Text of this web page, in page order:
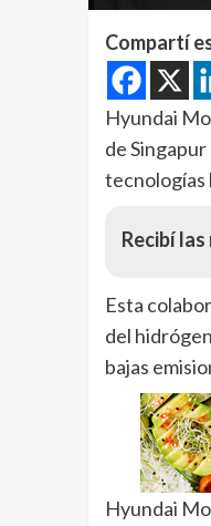
Compartí
Hyundai
de
tecnologías
Recibí
Esta
del
bajas
Hyundai